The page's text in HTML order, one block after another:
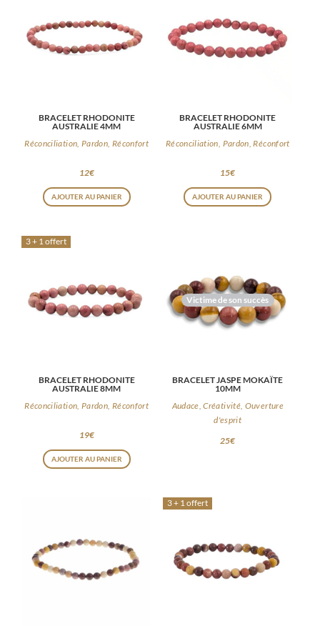
BRACELET RHODONITE
AUSTRALIE 4MM
Réconciliation, Pardon, Réconfort
12€
AJOUTER AU PANIER
BRACELET RHODONITE
AUSTRALIE 6MM
Réconciliation, Pardon, Réconfort
15€
AJOUTER AU PANIER
3 + 1 offert
BRACELET RHODONITE
AUSTRALIE 8MM
Réconciliation, Pardon, Réconfort
19€
AJOUTER AU PANIER
Victime de son succès
BRACELET JASPE MOKAÏTE
10MM
Audace, Créativité, Ouverture
d'esprit
25€
3 + 1 offert